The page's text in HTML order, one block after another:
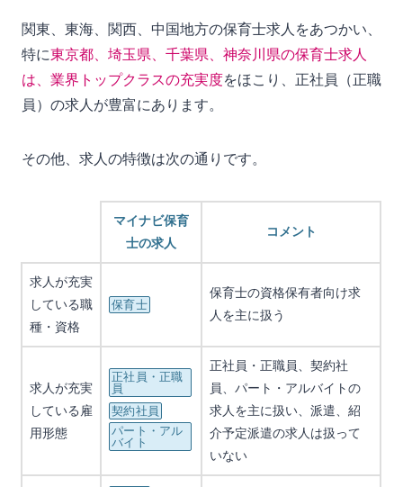
関東、東海、関西、中国地方の保育士求人をあつかい、
特に東京都、埼玉県、千葉県、神奈川県の保育士求人
は、業界トップクラスの充実度をほこり、正社員（正職
員）の求人が豊富にあります。
その他、求人の特徴は次の通りです。
マイナビ保育
士の求人
コメント
求人が充実
している職
種・資格
保育士
保育士の資格保有者向け求
人を主に扱う
求人が充実
している雇
用形態
正社員・正職
員
契約社員
パート・アル
バイト
正社員・正職員、契約社
員、パート・アルバイトの
求人を主に扱い、派遣、紹
介予定派遣の求人は扱って
いない